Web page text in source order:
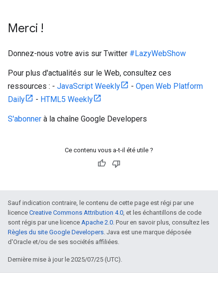
Merci !
Donnez-nous votre avis sur Twitter #LazyWebShow
Pour plus d'actualités sur le Web, consultez ces
ressources : - JavaScript Weekly - Open Web Platform
Daily
- HTML5 Weekly
S'abonner à la chaîne Google Developers
Ce contenu vous a-t-il été utile ?
Sauf indication contraire, le contenu de cette page est régi par une
licence Creative Commons Attribution 4.0, et les échantillons de code
sont régis par une licence Apache 2.0. Pour en savoir plus, consultez les
Règles du site Google Developers. Java est une marque déposée
d'Oracle et/ou de ses sociétés affiliées.
Dernière mise à jour le 2025/07/25 (UTC).